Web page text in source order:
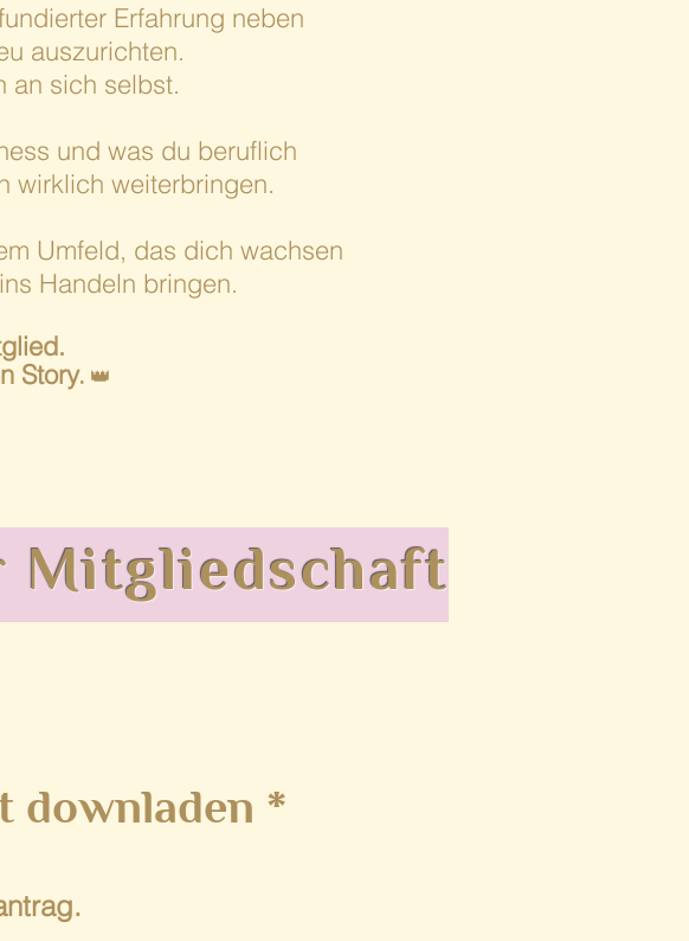
Erfahrung neben
auszurichten.
an sich selbst.
und was du beruflich
wirklich weiterbringen.
Umfeld, das dich wachsen
Handeln bringen.
Story. 👑
downladen *